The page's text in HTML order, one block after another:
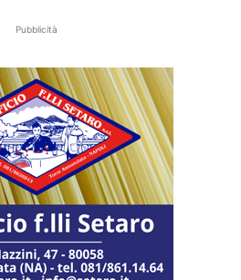
Pubblicità